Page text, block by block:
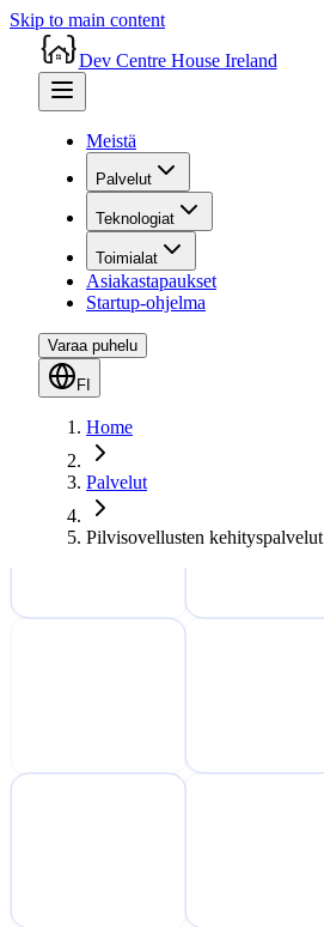
Skip to main content
Dev Centre House Ireland
Meistä
Palvelut
Teknologiat
Toimialat
Asiakastapaukset
Startup-ohjelma
Varaa puhelu
FI
Home
Palvelut
Pilvisovellusten kehityspalvelut